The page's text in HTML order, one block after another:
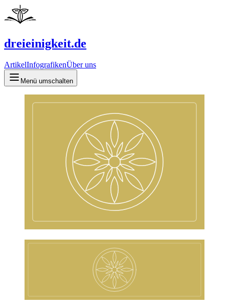
dreieinigkeit.de
ArtikelInfografikenÜber uns
Menü umschalten